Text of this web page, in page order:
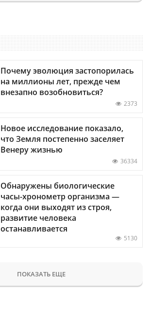
Почему эволюция застопорилась
на миллионы лет, прежде чем
внезапно возобновиться?
2373
Новое исследование показало,
что Земля постепенно заселяет
Венеру жизнью
36334
Обнаружены биологические
часы-хронометр организма —
когда они выходят из строя,
развитие человека
останавливается
5130
ПОКАЗАТЬ ЕЩЕ